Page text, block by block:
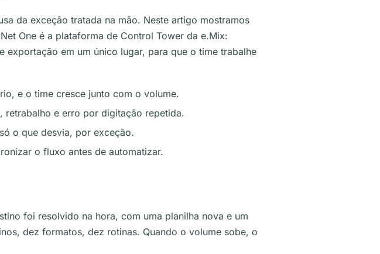
da exceção tratada na mão. Neste artigo mostramos
One é a plataforma de Control Tower da e.Mix:
em um único lugar, para que o time trabalhe
e o time cresce junto com o volume.
retrabalho e erro por digitação repetida.
o que desvia, por exceção.
o fluxo antes de automatizar.
foi resolvido na hora, com uma planilha nova e um
dez formatos, dez rotinas. Quando o volume sobe, o